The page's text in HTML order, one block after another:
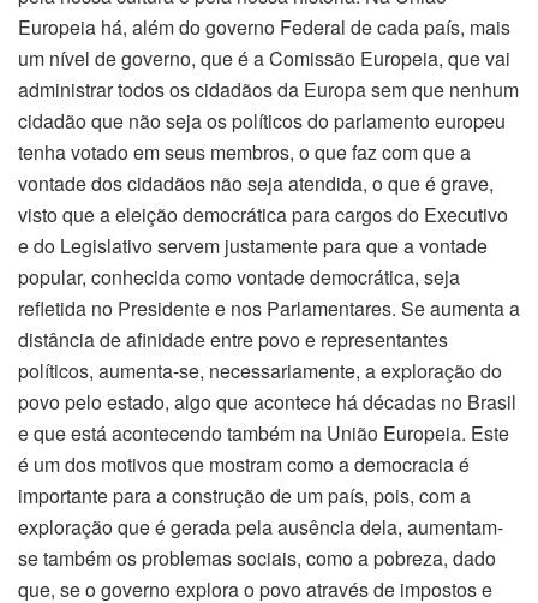
Europeia há, além do governo Federal de cada país, mais
um nível de governo, que é a Comissão Europeia, que vai
administrar todos os cidadãos da Europa sem que nenhum
cidadão que não seja os políticos do parlamento europeu
tenha votado em seus membros, o que faz com que a
vontade dos cidadãos não seja atendida, o que é grave,
visto que a eleição democrática para cargos do Executivo
e do Legislativo servem justamente para que a vontade
popular, conhecida como vontade democrática, seja
refletida no Presidente e nos Parlamentares. Se aumenta a
distância de afinidade entre povo e representantes
políticos, aumenta-se, necessariamente, a exploração do
povo pelo estado, algo que acontece há décadas no Brasil
e que está acontecendo também na União Europeia. Este
é um dos motivos que mostram como a democracia é
importante para a construção de um país, pois, com a
exploração que é gerada pela ausência dela, aumentam-
se também os problemas sociais, como a pobreza, dado
que, se o governo explora o povo através de impostos e